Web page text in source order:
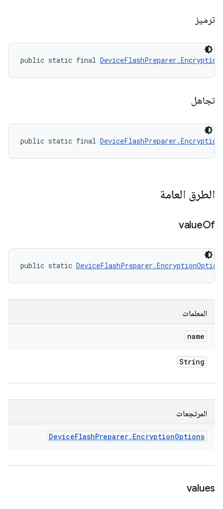
ترميز
public static final
تجاهل
public static final
الطرق العامة
valueOf
public static
المعلمات
name
String
المرتجعات
DeviceFlashPreparer. EncryptionOptions
values